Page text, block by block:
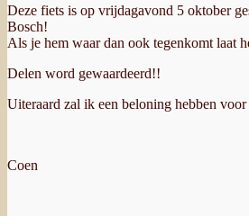
Deze fiets is op vrijdagavond 5 oktober
Bosch!
Als je hem waar dan ook tegenkomt laat
Delen word gewaardeerd!!
Uiteraard zal ik een beloning hebben
Coen